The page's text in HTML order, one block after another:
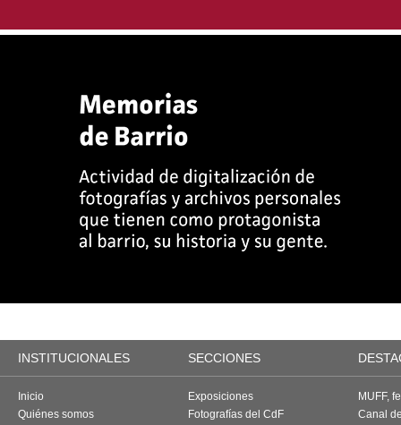
INSTITUCIONALES SECCIONES
Inicio
Quiénes somos
Exposiciones
Fotografías del CdF
MUFF,
Canal